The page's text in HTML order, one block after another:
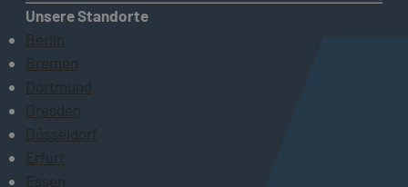
Unsere Standorte
Berlin
Bremen
Dortmund
Dresden
Düsseldorf
Erfurt
Essen